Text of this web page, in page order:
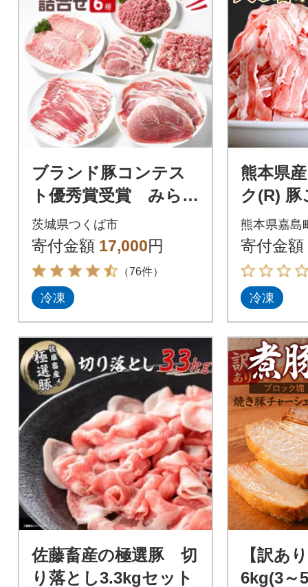
ブランド豚コンテス
ト優秀賞受賞 みらい
豚・厳選豚ロース肉詰
め合わせ4kg
茨城県つくば市
寄付金額 17,000円
（76件）
冷凍
熊本県
ク(R)
(嘉島町)
熊本県嘉島
寄付金額
冷凍
佐藤畜産の極選豚 切
り落とし3.3kgセット
【訳あ
6kg(3～